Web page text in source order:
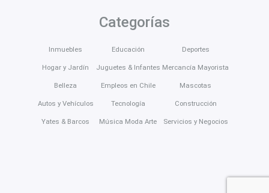
Categorías
Inmuebles
Hogar y Jardín
Belleza
Autos y Vehículos
Yates & Barcos
Educación
Juguetes & Infantes
Empleos en Chile
Tecnología
Música Moda Arte
Deportes
Mercancía Mayorista
Mascotas
Construcción
Servicios y Negocios